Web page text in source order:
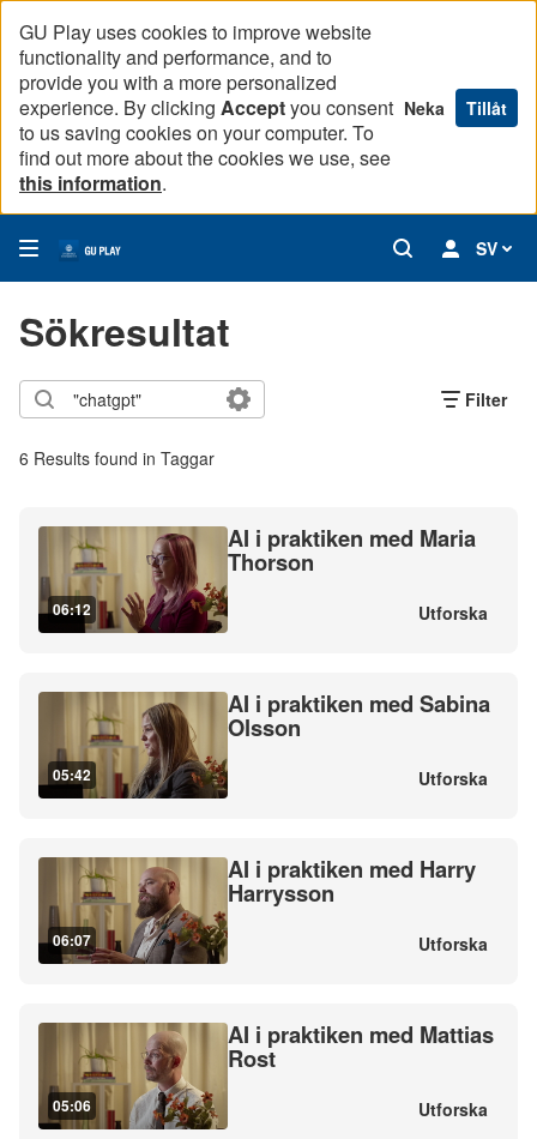
GU Play uses cookies to improve website
functionality and performance, and to
provide you with a more personalized
experience. By clicking Acceptyou consent
to us saving cookies on your computer. To
find out more about the cookies we use, see
this information.
Neka Tillåt
SV
Sökresultat
Filter
6 Results found in Taggar
06:12
AI i praktiken med Maria
Thorson
Utforska
05:42
AI i praktiken med Sabina
Olsson
Utforska
06:07
AI i praktiken med Harry
Harrysson
Utforska
05:06
AI i praktiken med Mattias
Rost
Utforska